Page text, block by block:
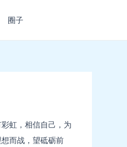
圈子
虹，相信自己，为
而战，望砥砺前